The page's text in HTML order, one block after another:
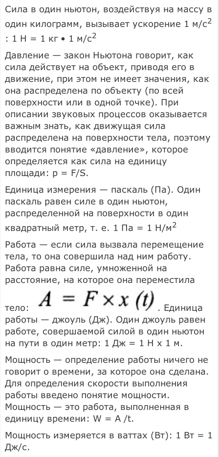
Сила в один ньютон, воздействуя на массу в
один килограмм, вызывает ускорение 1 м/с2
: 1 Н = 1 кг • 1 м/с2
Давление — закон Ньютона говорит, как
сила действует на объект, приводя его в
движение, при этом не имеет значения, как
она распределена по объекту (по всей
поверхности или в одной точке). При
описании звуковых процессов оказывается
важным знать, как движущая сила
распределена на поверхности тела, поэтому
вводится понятие «давление», которое
определяется как сила на единицу
площади: р = F/S.
Единица измерения — паскаль (Па). Один
паскаль равен силе в один ньютон,
распределенной на поверхности в один
квадратный метр, т. е. 1 Па = 1 Н/м2
Работа — если сила вызвала перемещение
тела, то она совершила над ним работу.
Работа равна силе, умноженной на
расстояние, на которое она переместила
тело:
. Единица
работы — джоуль (Дж). Один джоуль равен
работе, совершаемой силой в один ньютон
на пути в один метр: 1 Дж = 1 Н х 1 м.
Мощность — определение работы ничего не
говорит о времени, за которое она сделана.
Для определения скорости выполнения
работы введено понятие мощности.
Мощность — это работа, выполненная в
единицу времени: W = А /t.
Мощность измеряется в ваттах (Вт): 1 Вт = 1
Дж/с.